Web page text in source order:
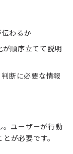
わるか
順序立てて説明
断に必要な情報
。ユーザーが行動
が必要です。